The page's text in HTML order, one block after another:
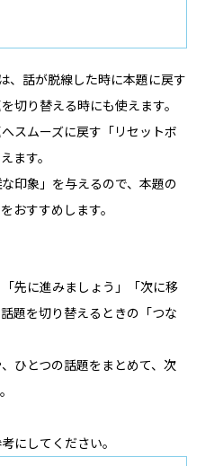
話が脱線した時に本題に戻す
切り替える時にも使えます。
スムーズに戻す「リセットボ
ます。
印象」を与えるので、本題の
おすすめします。
先に進みましょう」「次に移
題を切り替えるときの「つな
ひとつの話題をまとめて、次
にしてください。